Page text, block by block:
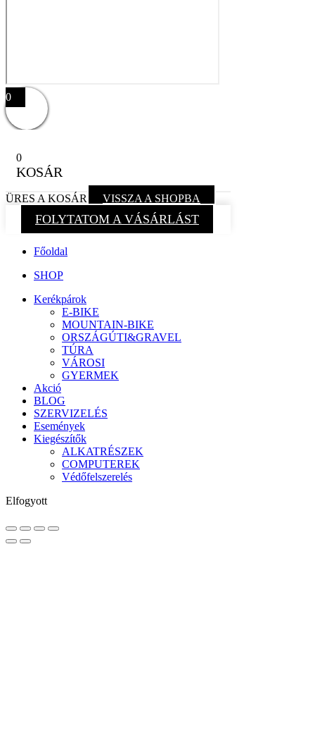
0
0
KOSÁR
ÜRES A KOSÁR VISSZA A SHOPBA
FOLYTATOM A VÁSÁRLÁST
Főoldal
SHOP
Kerékpárok
E-BIKE
MOUNTAIN-BIKE
ORSZÁGÚTI&GRAVEL
TÚRA
VÁROSI
GYERMEK
Akció
BLOG
SZERVIZELÉS
Események
Kiegészítők
ALKATRÉSZEK
COMPUTEREK
Védőfelszerelés
Elfogyott